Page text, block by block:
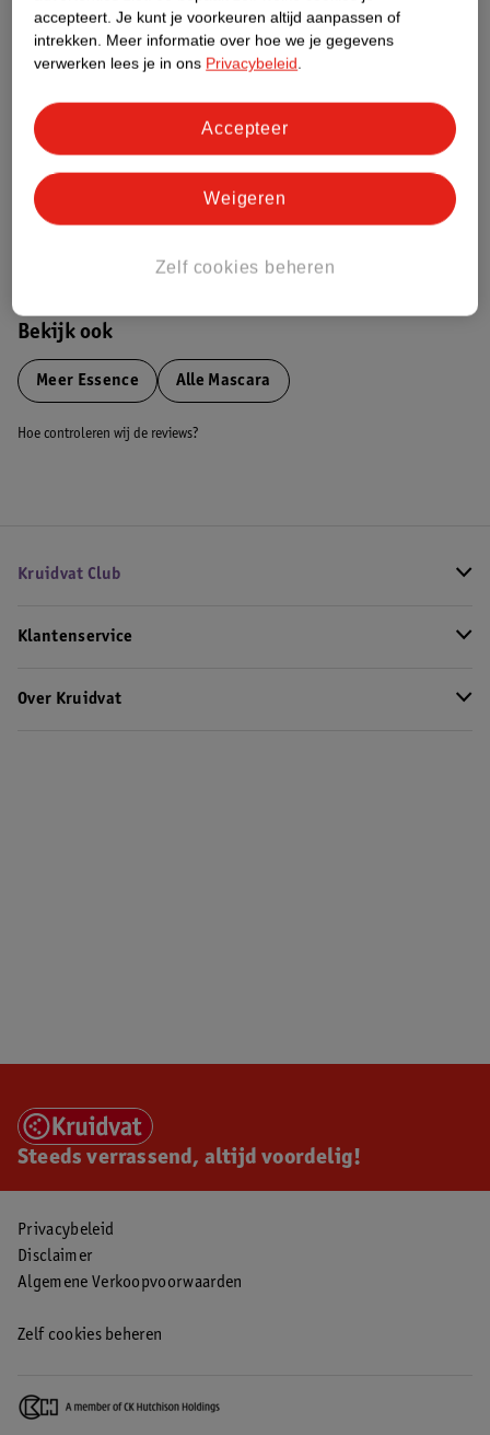
Etiketinformatie
Impact Score.
Bekijk ook
Meer Essence Alle Mascara
Hoe controleren wij de reviews?
Kruidvat Club
Klantenservice
Over Kruidvat
Steeds verrassend, altijd voordelig!
Privacybeleid
Disclaimer
Algemene Verkoopvoorwaarden
Zelf cookies beheren
accepteert. Je kunt je voorkeuren altijd aanpassen of
intrekken. Meer informatie over hoe we je gegevens
verwerken lees je in ons Privacybeleid.
Zelf cookies beheren
Weigeren
Accepteer